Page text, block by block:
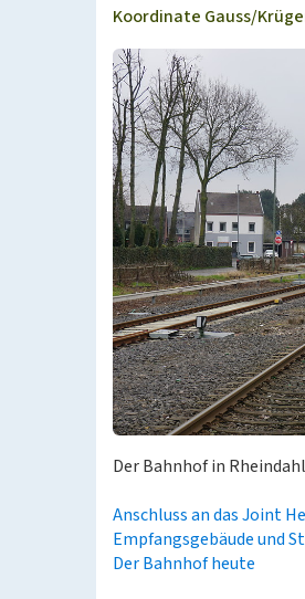
Koordinate Gauss/
Der Bahnhof in
Anschluss an das Joint
Empfangsgebäude und
Der Bahnhof heute